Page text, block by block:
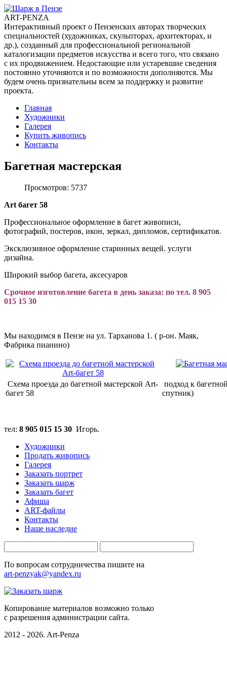
ART-PENZA
Интерактивный проект о Пензенских авторах творческих
специальностей (художниках, скульпторах, архитекторах, и
др.), созданный для профессиональной региональной
каталогизации предметов искусства и всего того, что связано
с их продвижением. Недостающие или устаревшие сведения
постоянно уточняются и по возможности дополняются. Мы
будем очень признательны всем за поддержку и развитие
проекта.
Главная
Художники
Галерея
Купить живопись
Контакты
Багетная мастерская
Просмотров: 5737
Art багет 58
Профессиональное оформление в багет живописи,
фотографий, постеров, икон, зеркал, дипломов, сертификатов.
Эксклюзивное оформление старинных вещей. услуги
дизайна.
Широкий выбор багета, аксесуаров
Срочное изготовление багета в день заказа: по тел. 8 905
015 15 30
Мы находимся в Пензе на ул. Тарханова 1. ( р-он. Маяк,
Фабрика пианино)
Схема проезда до багетной мастерской Art-
багет 58
подход к
спутник)
тел: 8 905 015 15 30 Игорь.
Художники
Продать живопись
Галерея
Заказать портрет
Заказать шарж
Заказать багет
Афиша
ART-файлы
Контакты
Наше наследие
По вопросам сотрудничества пишите на
art-penzyak@yandex.ru
Копирование материалов возможно только
c разрешения администрации сайта.
2012 - 2026. Art-Penza